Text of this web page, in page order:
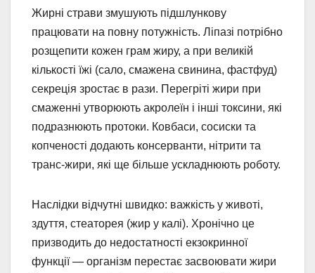
Жирні страви змушують підшлункову
працювати на повну потужність. Ліпазі потрібно
розщепити кожен грам жиру, а при великій
кількості їжі (сало, смажена свинина, фастфуд)
секреція зростає в рази. Перегріті жири при
смаженні утворюють акролеїн і інші токсини, які
подразнюють протоки. Ковбаси, сосиски та
копченості додають консерванти, нітрити та
транс-жири, які ще більше ускладнюють роботу.
Наслідки відчутні швидко: важкість у животі,
здуття, стеаторея (жир у калі). Хронічно це
призводить до недостатності екзокринної
функції — організм перестає засвоювати жири